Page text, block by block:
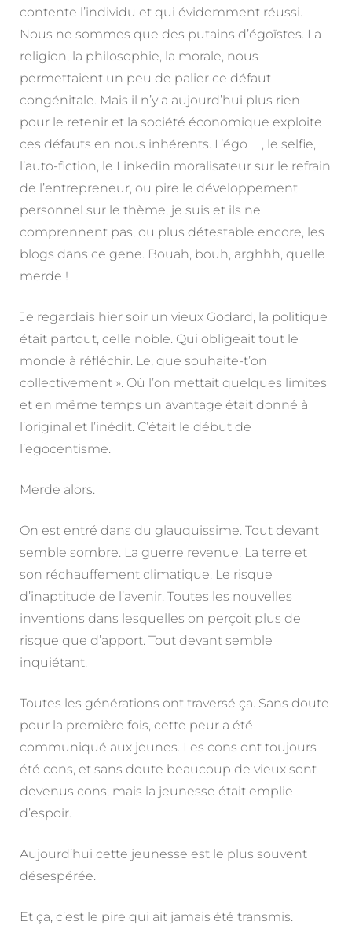
contente l’individu et qui évidemment réussi.
Nous ne sommes que des putains d’égoïstes. La
religion, la philosophie, la morale, nous
permettaient un peu de palier ce défaut
congénitale. Mais il n’y a aujourd’hui plus rien
pour le retenir et la société économique exploite
ces défauts en nous inhérents. L’égo++, le selfie,
l’auto-fiction, le Linkedin moralisateur sur le refrain
de l’entrepreneur, ou pire le développement
personnel sur le thème, je suis et ils ne
comprennent pas, ou plus détestable encore, les
blogs dans ce gene. Bouah, bouh, arghhh, quelle
merde !
Je regardais hier soir un vieux Godard, la politique
était partout, celle noble. Qui obligeait tout le
monde à réfléchir. Le, que souhaite-t’on
collectivement ». Où l’on mettait quelques limites
et en même temps un avantage était donné à
l’original et l’inédit. C’était le début de
l’egocentisme.
Merde alors.
On est entré dans du glauquissime. Tout devant
semble sombre. La guerre revenue. La terre et
son réchauffement climatique. Le risque
d’inaptitude de l’avenir. Toutes les nouvelles
inventions dans lesquelles on perçoit plus de
risque que d’apport. Tout devant semble
inquiétant.
Toutes les générations ont traversé ça. Sans doute
pour la première fois, cette peur a été
communiqué aux jeunes. Les cons ont toujours
été cons, et sans doute beaucoup de vieux sont
devenus cons, mais la jeunesse était emplie
d’espoir.
Aujourd’hui cette jeunesse est le plus souvent
désespérée.
Et ça, c’est le pire qui ait jamais été transmis.